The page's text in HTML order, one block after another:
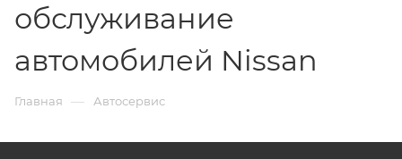
обслуживание
автомобилей Nissan
Главная — Автосервис